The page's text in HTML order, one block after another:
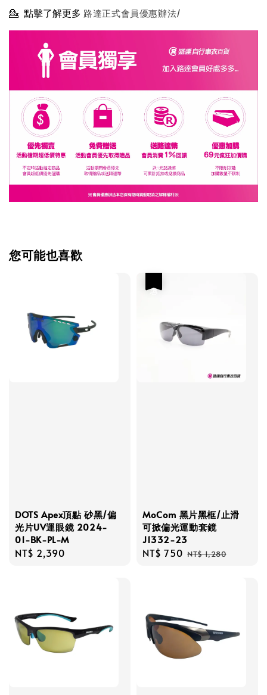
💁 點擊了解更多 路達正式會員優惠辦法/
您可能也喜歡
DOTS Apex頂點 砂黑/偏
光片UV運眼鏡 2024-
01-BK-PL-M
Regular
NT$ 2,390
MoCom 黑片黑框/止滑
可掀偏光運動套鏡
J1332-23
Sale
NT$ 750 Regular
NT$ 1,280